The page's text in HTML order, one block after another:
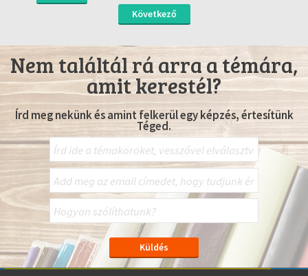
Következő
Nem találtál rá arra a témára,
amit kerestél?
Írd meg nekünk és amint felkerül egy képzés, értesítünk
Téged.